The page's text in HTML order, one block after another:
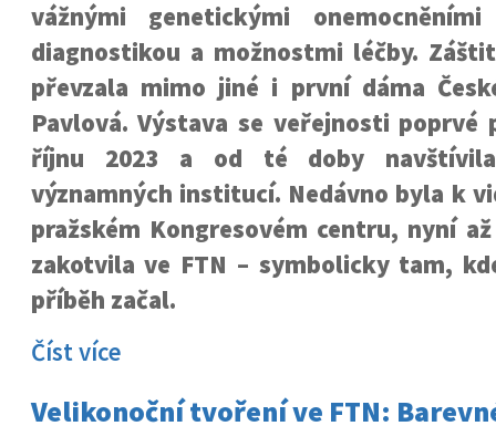
vážnými genetickými
diagnostikou a možnostmi léčby.
převzala mimo jiné i první dáma
Pavlová. Výstava se veřejnosti poprvé
říjnu 2023 a od té doby
významných institucí. Nedávno byla k
pražském Kongresovém centru, nyní
zakotvila ve FTN – symbolicky tam,
příběh začal.
Číst více
Velikonoční tvoření ve FTN: